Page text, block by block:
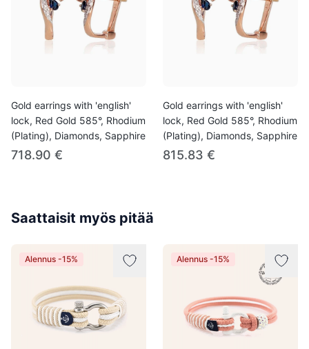
Gold earrings with 'english'
lock, Red Gold 585°, Rhodium
(Plating), Diamonds, Sapphire
718.90 €
Gold earrings with 'english'
lock, Red Gold 585°, Rhodium
(Plating), Diamonds, Sapphire
815.83 €
Saattaisit myös pitää
Alennus -15% Alennus -15%